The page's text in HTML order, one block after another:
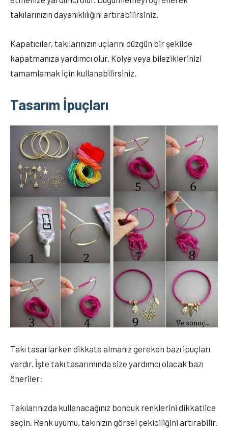
takılarınızın dayanıklılığını artırabilirsiniz.
Kapatıcılar, takılarınızın uçlarını düzgün bir şekilde
kapatmanıza yardımcı olur. Kolye veya bileziklerinizi
tamamlamak için kullanabilirsiniz.
Tasarım İpuçları
Takı tasarlarken dikkate almanız gereken bazı ipuçları
vardır. İşte takı tasarımında size yardımcı olacak bazı
öneriler:
Takılarınızda kullanacağınız boncuk renklerini dikkatlice
seçin. Renk uyumu, takınızın görsel çekiciliğini artırabilir.